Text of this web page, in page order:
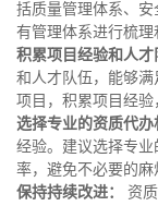
括质量管理体系、
有管理体系进行梳理
积累项目经验和人才
和人才队伍，能够
项目，积累项目经验
选择专业的资质代办
经验。建议选择专
率，避免不必要的麻
保持持续改进：
资